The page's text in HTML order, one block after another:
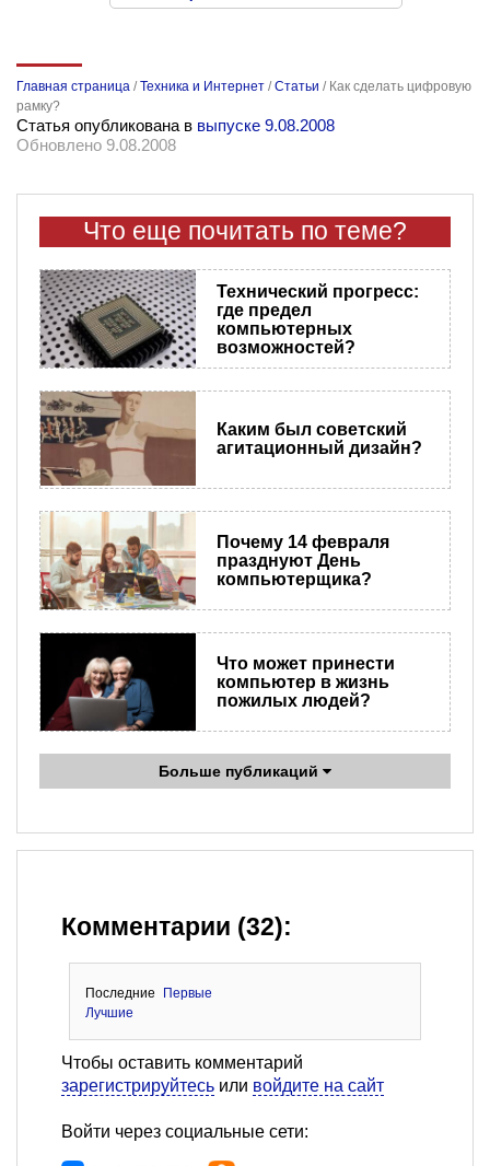
Главная страница /Техника и Интернет /Статьи / Как сделать цифровую
рамку?
Статья опубликована в выпуске 9.08.2008
Обновлено 9.08.2008
Что еще почитать по теме?
Технический прогресс:
где предел
компьютерных
возможностей?
Каким был советский
агитационный дизайн?
Почему 14 февраля
празднуют День
компьютерщика?
Что может принести
компьютер в жизнь
пожилых людей?
Больше публикаций
Комментарии (32):
Последние
Первые
Лучшие
Чтобы оставить комментарий
зарегистрируйтесь или войдите на сайт
Войти через социальные сети: